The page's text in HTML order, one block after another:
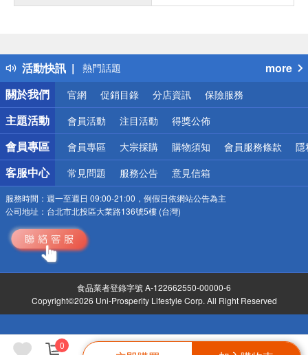
0
活動快訊
得獎公告
熱門話題
銀行優惠
偏遠地區配送
詐騙網頁！請小心！
more
關於我們
官網 促銷目錄 分店資訊 保險服務
主題活動 會員活動 注目活動 得獎公佈
會員專區 會員專區 大宗採購 購物須知 會員服務條款 隱
客服中心 常見問題 服務公告 意見信箱
服務時間： 週一至週日 09:00-21:00，例假日依網站公告為主
公司地址： 台北市北投區大業路136號5樓 (台灣)
食品業者登錄字號 A-122662550-00000-6
Copyright©2026 Uni-Prosperity Lifestyle Corp. All Right Reserved